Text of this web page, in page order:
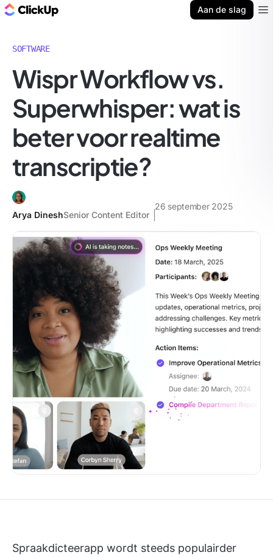
Aan de slag
SOFTWARE
Wispr Workflow vs.
Superwhisper: wat is
beter voor realtime
transcriptie?
Arya DineshSenior Content Editor
26 september 2025
Spraakdicteerapp wordt steeds populairder